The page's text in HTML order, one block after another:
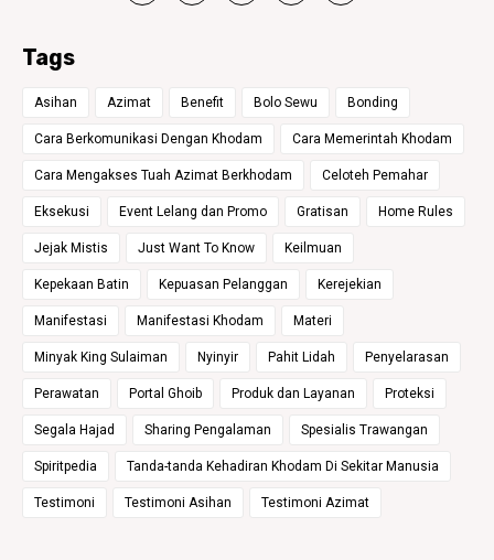
Tags
Asihan Azimat Benefit Bolo Sewu Bonding
Cara Berkomunikasi Dengan Khodam Cara Memerintah Khodam
Cara Mengakses Tuah Azimat Berkhodam Celoteh Pemahar
Eksekusi Event Lelang dan Promo Gratisan Home Rules
Jejak Mistis Just Want To Know Keilmuan
Kepekaan Batin Kepuasan Pelanggan Kerejekian
Manifestasi Manifestasi Khodam Materi
Minyak King Sulaiman Nyinyir Pahit Lidah Penyelarasan
Perawatan Portal Ghoib Produk dan Layanan Proteksi
Segala Hajad Sharing Pengalaman Spesialis Trawangan
Spiritpedia Tanda-tanda Kehadiran Khodam Di Sekitar Manusia
Testimoni Testimoni Asihan Testimoni Azimat